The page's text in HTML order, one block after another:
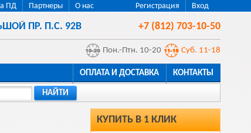
Регистрация Вход
ПД Партнеры
О нас
ПР. П.С. 92В +7 (812) 703-10-50
Пон.-Птн. 10-20 Суб. 11-18
ОПЛАТА И ДОСТАВКА КОНТАКТЫ
НАЙТИ
КУПИТЬ В 1 КЛИК